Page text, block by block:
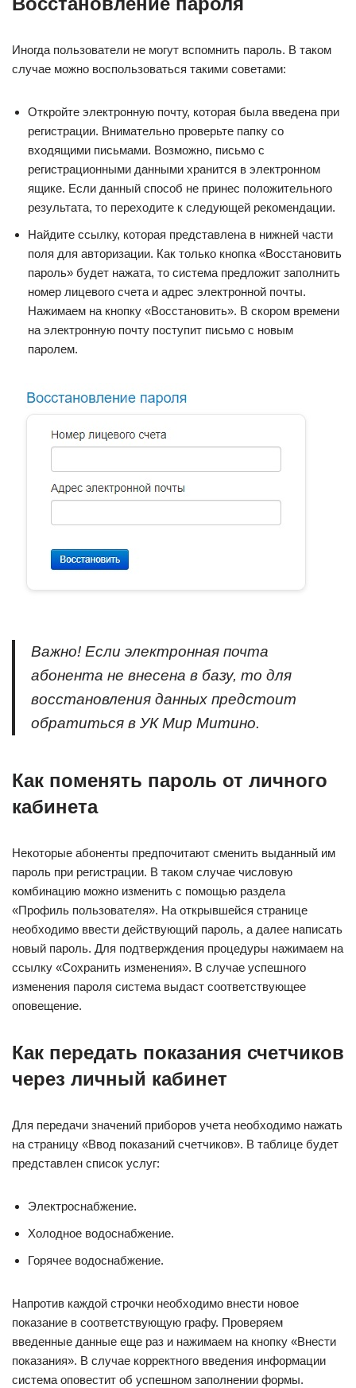
Иногда пользователи не могут вспомнить пароль. В таком
случае можно воспользоваться такими советами:
Откройте электронную почту, которая была введена при
регистрации. Внимательно проверьте папку со
входящими письмами. Возможно, письмо с
регистрационными данными хранится в электронном
ящике. Если данный способ не принес положительного
результата, то переходите к следующей рекомендации.
Найдите ссылку, которая представлена в нижней части
поля для авторизации. Как только кнопка «Восстановить
пароль» будет нажата, то система предложит заполнить
номер лицевого счета и адрес электронной почты.
Нажимаем на кнопку «Восстановить». В скором времени
на электронную почту поступит письмо с новым
паролем.
Важно! Если электронная почта
абонента не внесена в базу, то для
восстановления данных предстоит
обратиться в УК Мир Митино.
Как поменять пароль от личного
кабинета
Некоторые абоненты предпочитают сменить выданный им
пароль при регистрации. В таком случае числовую
комбинацию можно изменить с помощью раздела
«Профиль пользователя». На открывшейся странице
необходимо ввести действующий пароль, а далее написать
новый пароль. Для подтверждения процедуры нажимаем на
ссылку «Сохранить изменения». В случае успешного
изменения пароля система выдаст соответствующее
оповещение.
Как передать показания счетчиков
через личный кабинет
Для передачи значений приборов учета необходимо нажать
на страницу «Ввод показаний счетчиков». В таблице будет
представлен список услуг:
Электроснабжение.
Холодное водоснабжение.
Горячее водоснабжение.
Напротив каждой строчки необходимо внести новое
показание в соответствующую графу. Проверяем
введенные данные еще раз и нажимаем на кнопку «Внести
показания». В случае корректного введения информации
система оповестит об успешном заполнении формы.